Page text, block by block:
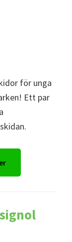
för unga
Ett par